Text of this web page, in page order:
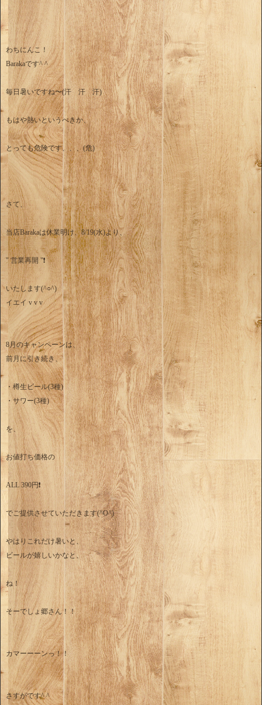
わちにんこ！
Barakaです^ ^
毎日暑いですね〜(汗 汗 汗)
もはや熱いというべきか、
とっても危険です、、、(危)
さて、
当店Barakaは休業明け、8/19(水)より、
" 営業再開 "❗️
いたします(^○^)
イエイ v v v
8月のキャンペーンは、
前月に引き続き、
・樽生ビール(3種)
・サワー(3種)
を、
お値打ち価格の
ALL 390円❗️
でご提供させていただきます(^O^)
やはりこれだけ暑いと、
ビールが嬉しいかなと、
ね！
そーでしょ郷さん！！
カマーーーンっ！！
さすがです^ ^